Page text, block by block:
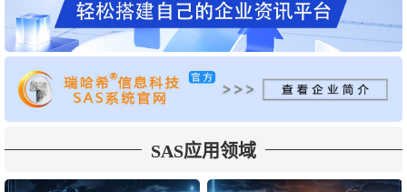
SAS应用领域